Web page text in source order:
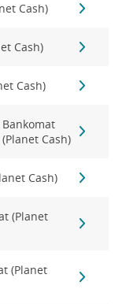
Cash)
Cash)
Cash)
Bankomat
(Planet Cash)
Cash)
(Planet
(Planet